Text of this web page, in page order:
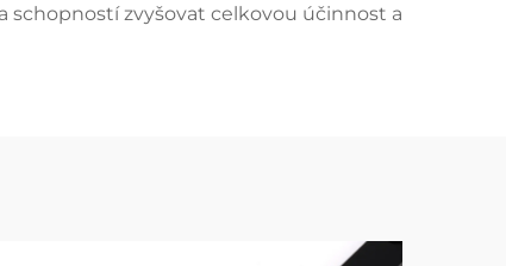
zvyšovat celkovou účinnost a